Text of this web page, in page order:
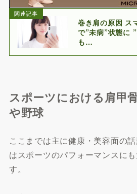
関連記事
巻き肩の原因 ス
で”未病”状態に
も…
スポーツにおける肩甲
や野球
ここまでは主に健康・美容面の
はスポーツのパフォーマンスに
す。